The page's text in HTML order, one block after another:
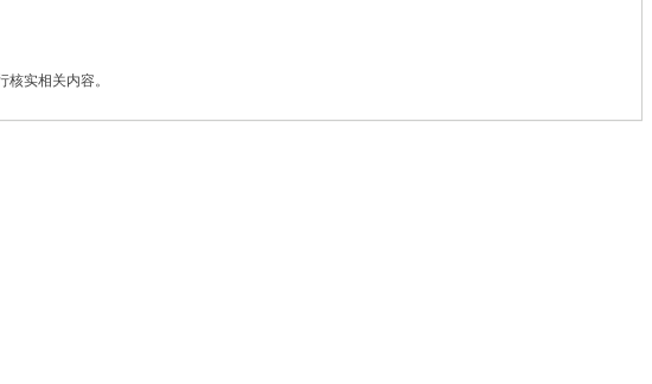
实相关内容。